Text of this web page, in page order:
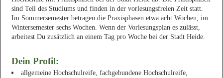
sind Teil des Studiums und finden in der vorlesungsfreien Zeit statt.
Im Sommersemester betragen die Praxisphasen etwa acht Wochen, im
Wintersemester sechs Wochen. Wenn der Vorlesungsplan es zulässt,
arbeitest Du zusätzlich an einem Tag pro Woche bei der Stadt Heide.
Dein Profil:
allgemeine Hochschulreife, fachgebundene Hochschulreife,